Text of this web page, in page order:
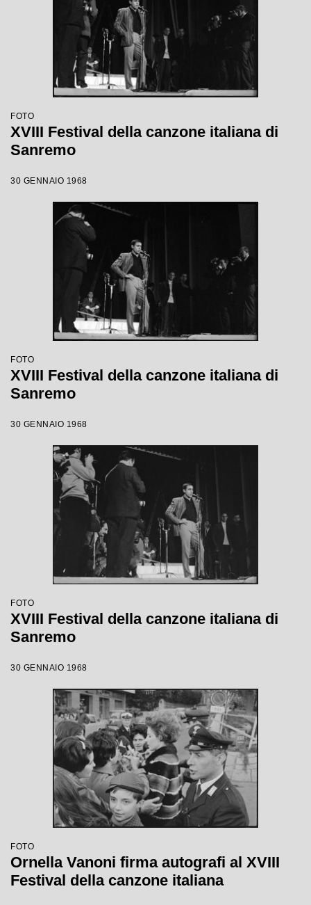
FOTO
XVIII Festival della canzone italiana di
Sanremo
30 GENNAIO 1968
FOTO
XVIII Festival della canzone italiana di
Sanremo
30 GENNAIO 1968
FOTO
XVIII Festival della canzone italiana di
Sanremo
30 GENNAIO 1968
FOTO
Ornella Vanoni firma autografi al XVIII
Festival della canzone italiana